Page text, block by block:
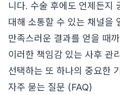
니다. 수술 후에도 언제든지
대해 소통할 수 있는 채널을
만족스러운 결과를 얻을 때
이러한 책임감 있는 사후 관
선택하는 또 하나의 중요한
자주 묻는 질문 (FAQ)